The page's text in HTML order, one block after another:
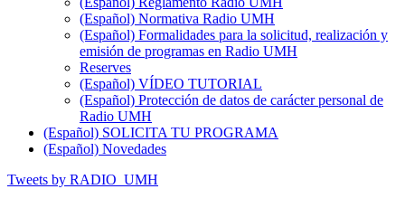
(Español) Normativa Radio UMH
(Español) Formalidades para la solicitud, realización y
emisión de programas en Radio UMH
Reserves
(Español) VÍDEO TUTORIAL
(Español) Protección de datos de carácter personal de
Radio UMH
(Español) SOLICITA TU PROGRAMA
(Español) Novedades
Tweets by RADIO_UMH